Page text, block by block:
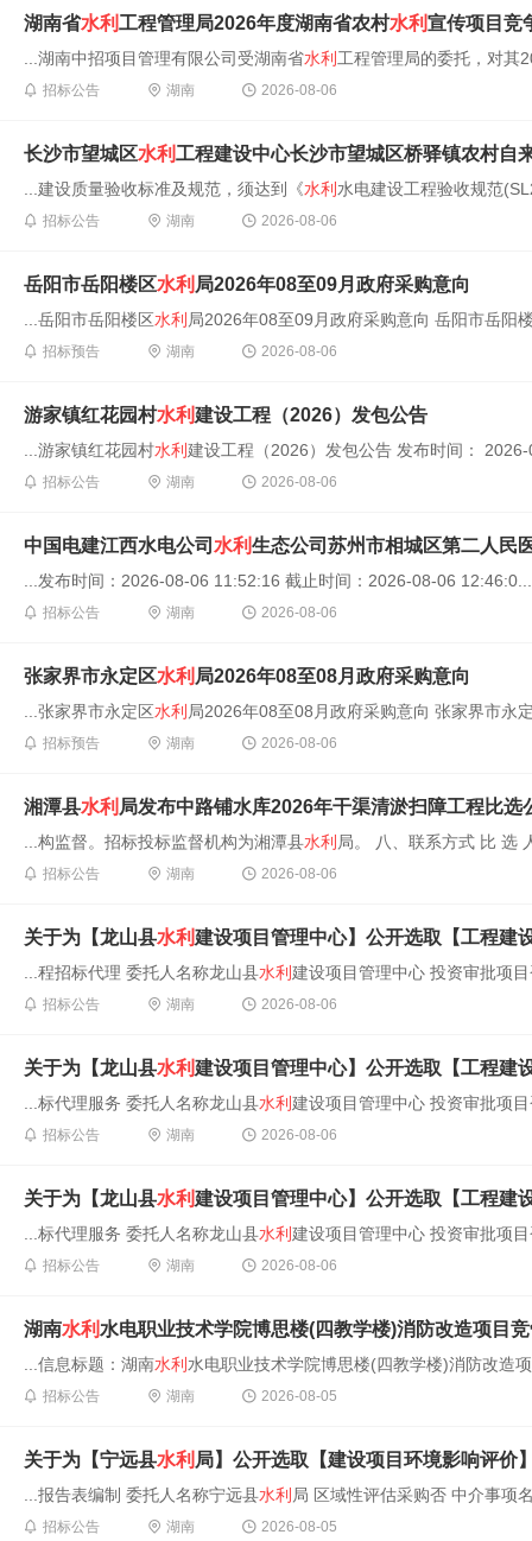
湖南省水利工程管理局2026年度湖南省农村水利宣传项目竞
...湖南中招项目管理有限公司受湖南省水利 工程管理局的委托，对其
招标公告 湖南 2026-08-06
长沙市望城区水利工程建设中心长沙市望城区桥驿镇农村自
...建设质量验收标准及规范，须达到《水利 水电建设工程验收规范
招标公告 湖南 2026-08-06
岳阳市岳阳楼区水利 局2026年08至09月政府采购意向
...岳阳市岳阳楼区水利 局2026年08至09月政府采购意向 岳阳市岳阳
招标预告 湖南 2026-08-06
游家镇红花园村水利建设工程（2026）发包公告
...游家镇红花园村水利 建设工程（2026）发包公告 发布时间：
招标公告 湖南 2026-08-06
中国电建江西水电公司 水利生态公司苏州市相城区第二人民
...发布时间：2026-08-06 11:52:16 截止时间：2026-08-06 12:46:0...
招标公告 湖南 2026-08-06
张家界市永定区水利 局2026年08至08月政府采购意向
...张家界市永定区水利 局2026年08至08月政府采购意向 张家界市永
招标预告 湖南 2026-08-06
湘潭县水利 局发布中路铺水库2026年干渠清淤扫障工程比选
...构监督。招标投标监督机构为湘潭县水利 局。 八、联系方式 比 选
招标公告 湖南 2026-08-06
关于为【龙山县水利建设项目管理中心】公开选取【工程建
...程招标代理 委托人名称龙山县水利 建设项目管理中心 投资审批项
招标公告 湖南 2026-08-06
关于为【龙山县水利建设项目管理中心】公开选取【工程建
...标代理服务 委托人名称龙山县水利 建设项目管理中心 投资审批项
招标公告 湖南 2026-08-06
关于为【龙山县水利建设项目管理中心】公开选取【工程建
...标代理服务 委托人名称龙山县水利 建设项目管理中心 投资审批项
招标公告 湖南 2026-08-06
湖南水利 水电职业技术学院博思楼(四教学楼)消防改造项目
...信息标题：湖南水利 水电职业技术学院博思楼(四教学楼)消防改造
招标公告 湖南 2026-08-05
关于为【宁远县水利 局】公开选取【建设项目环境影响评价
...报告表编制 委托人名称宁远县水利 局 区域性评估采购否 中介事项
招标公告 湖南 2026-08-05